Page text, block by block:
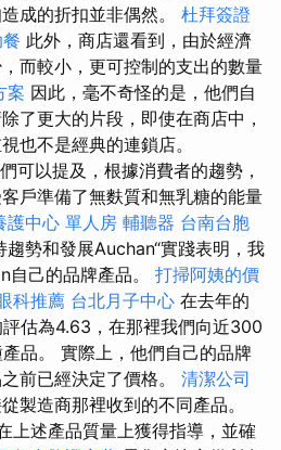
成的折扣並非偶然。 杜拜簽證
此外，商店還看到，由於經濟
而較小，更可控制的支出的數量
案 因此，毫不奇怪的是，他們自
了更大的片段，即使在商店中，
也不是經典的連鎖店。
可以提及，根據消費者的趨勢，
戶準備了無麩質和無乳糖的能量
護中心 單人房 輔聽器 台南台胞
趨勢和發展Auchan“實踐表明，我
自己的品牌產品。 打掃阿姨的價
科推薦 台北月子中心 在去年的
估為4.63，在那裡我們向近300
品。 實際上，他們自己的品牌
前已經決定了價格。 清潔公司
製造商那裡收到的不同產品。
上述產品質量上獲得指導，並確